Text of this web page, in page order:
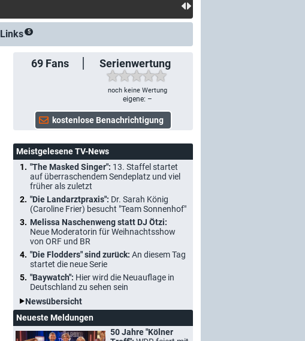
Links 5
69 Fans Serienwertung
noch keine Wertung
eigene: –
Meistgelesene TV-News
"The Masked Singer": 13. Staffel startet
auf überraschendem Sendeplatz und viel
früher als zuletzt
"Die Landarztpraxis": Dr. Sarah König
(Caroline Frier) besucht "Team Sonnenhof"
Melissa Naschenweng statt DJ Ötzi:
Neue Moderatorin für Weihnachtsshow
von ORF und BR
"Die Flodders" sind zurück: An diesem Tag
startet die neue Serie
"Baywatch": Hier wird die Neuauflage in
Deutschland zu sehen sein
Newsübersicht
Neueste Meldungen
50 Jahre "Kölner